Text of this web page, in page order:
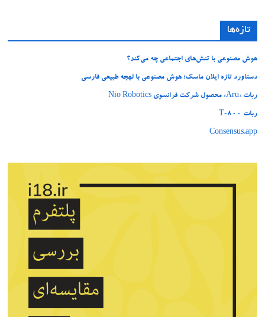
تازه‌ها
هوش مصنوعی با تنش‌های اجتماعی چه می‌کند؟
دستاورد تازه ایلان ماسک؛ هوش مصنوعی با لهجه طبیعی فارسی
ربات «Aru» محصول شرکت فرانسوی Nio Robotics
ربات T‑800
Consensus.app